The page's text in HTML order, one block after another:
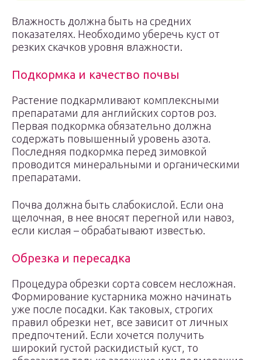
Влажность должна быть на средних
показателях. Необходимо уберечь куст от
резких скачков уровня влажности.
Подкормка и качество почвы
Растение подкармливают комплексными
препаратами для английских сортов роз.
Первая подкормка обязательно должна
содержать повышенный уровень азота.
Последняя подкормка перед зимовкой
проводится минеральными и органическими
препаратами.
Почва должна быть слабокислой. Если она
щелочная, в нее вносят перегной или навоз,
если кислая – обрабатывают известью.
Обрезка и пересадка
Процедура обрезки сорта совсем несложная.
Формирование кустарника можно начинать
уже после посадки. Как таковых, строгих
правил обрезки нет, все зависит от личных
предпочтений. Если хочется получить
широкий густой раскидистый куст, то